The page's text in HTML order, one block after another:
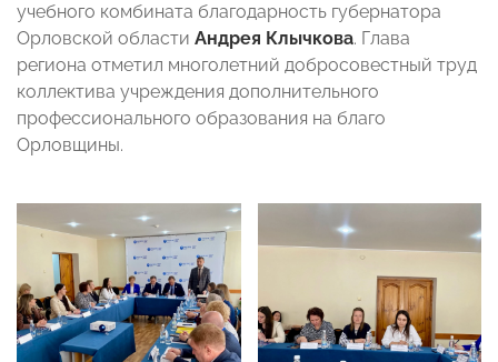
учебного комбината благодарность губернатора
Орловской области Андрея Клычкова. Глава
региона отметил многолетний добросовестный труд
коллектива учреждения дополнительного
профессионального образования на благо
Орловщины.